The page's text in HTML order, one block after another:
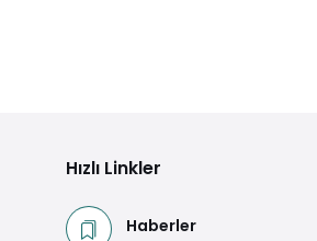
Hızlı Linkler
Haberler